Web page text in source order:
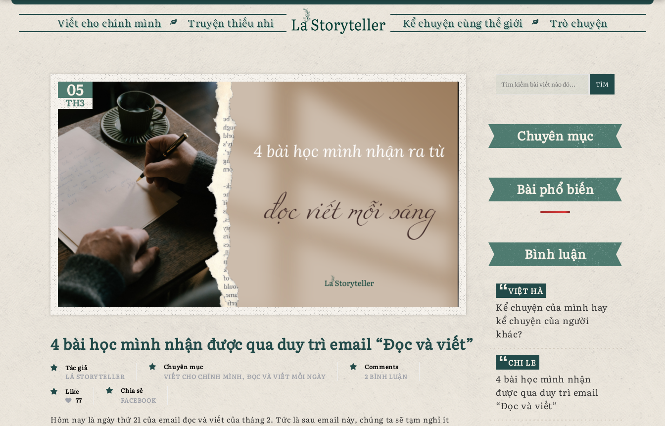
Viết cho chính mình Truyện thiếu nhi Kể chuyện cùng thế giới Trò chuyện
Chuyên mục
Bài phổ biến
Bình luận
VIỆT HÀ
Kể chuyện của mình hay
kể chuyện của người
khác?
CHI LE
4 bài học mình nhận
được qua duy trì email
“Đọc và viết”
05
TH3
4 bài học mình nhận được qua duy trì email “Đọc và viết”
Tác giả
LÁ STORYTELLER
Chuyên mục
VIẾT CHO CHÍNH MÌNH,ĐỌC VÀ VIẾT MỖI NGÀY
Comments
2 BÌNH LUẬN
Like
77
Chia sẻ
FACEBOOK
Hôm nay là ngày thứ 21 của email đọc và viết của tháng 2. Tức là sau email này, chúng ta sẽ tạm nghỉ ít